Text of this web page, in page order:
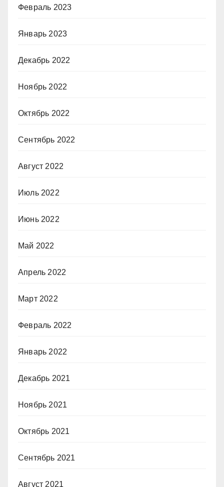
Февраль 2023
Январь 2023
Декабрь 2022
Ноябрь 2022
Октябрь 2022
Сентябрь 2022
Август 2022
Июль 2022
Июнь 2022
Май 2022
Апрель 2022
Март 2022
Февраль 2022
Январь 2022
Декабрь 2021
Ноябрь 2021
Октябрь 2021
Сентябрь 2021
Август 2021